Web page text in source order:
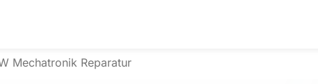
Mechatronik Reparatur